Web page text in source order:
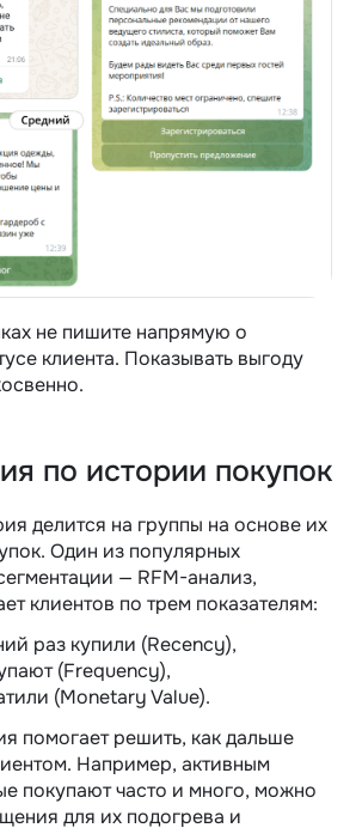
не пишите напрямую о
клиента. Показывать выгоду
по истории покупок
делится на группы на основе их
Один из популярных
— RFM-анализ,
клиентов по трем показателям:
раз купили (Recency),
(Frequency),
(Monetary Value).
помогает решить, как дальше
Например, активным
покупают часто и много, можно
для их подогрева и